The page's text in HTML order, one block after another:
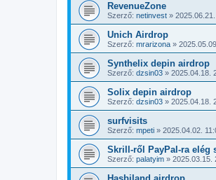
RevenueZone
Szerző: netinvest »
Unich Airdrop
Szerző: mrarizona »
Synthelix depin airdrop
Szerző: dzsin03 » 2025.04.18.
Solix depin airdrop
Szerző: dzsin03 » 2025.04.18.
surfvisits
Szerző: mpeti » 2025.04.02.
Skrill-ről PayPal-ra elég
Szerző: palatyim » 2025.03.15.